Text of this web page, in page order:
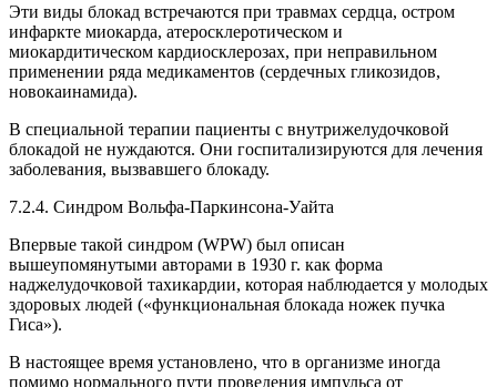
Эти виды блокад встречаются при травмах сердца, остром
инфаркте миокарда, атеросклеротическом и
миокардитическом кардиосклерозах, при неправильном
применении ряда медикаментов (сердечных гликозидов,
новокаинамида).
В специальной терапии пациенты с внутрижелудочковой
блокадой не нуждаются. Они госпитализируются для лечения
заболевания, вызвавшего блокаду.
7.2.4. Синдром Вольфа-Паркинсона-Уайта
Впервые такой синдром (WPW) был описан
вышеупомянутыми авторами в 1930 г. как форма
наджелудочковой тахикардии, которая наблюдается у молодых
здоровых людей («функциональная блокада ножек пучка
Гиса»).
В настоящее время установлено, что в организме иногда
помимо нормального пути проведения импульса от